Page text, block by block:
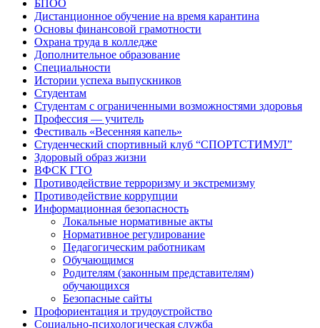
БПОО
Дистанционное обучение на время карантина
Основы финансовой грамотности
Охрана труда в колледже
Дополнительное образование
Специальности
Истории успеха выпускников
Студентам
Студентам с ограниченными возможностями здоровья
Профессия — учитель
Фестиваль «Весенняя капель»
Студенческий спортивный клуб “СПОРТСТИМУЛ”
Здоровый образ жизни
ВФСК ГТО
Противодействие терроризму и экстремизму
Противодействие коррупции
Информационная безопасность
Локальные нормативные акты
Нормативное регулирование
Педагогическим работникам
Обучающимся
Родителям (законным представителям)
обучающихся
Безопасные сайты
Профориентация и трудоустройство
Социально-психологическая служба